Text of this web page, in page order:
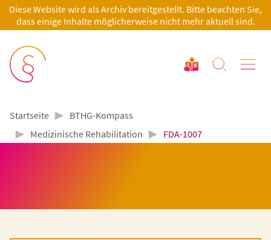
Diese Website wird als Archiv bereitgestellt. Bitte beachten Sie,
dass einige Inhalte möglicherweise nicht mehr aktuell sind.
Startseite ► BTHG-Kompass
► Medizinische Rehabilitation ► FDA-1007